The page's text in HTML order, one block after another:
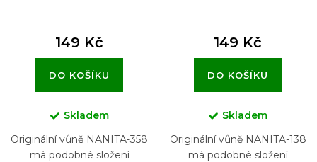
149 Kč
DO KOŠÍKU
Skladem
Originální vůně NANITA-358
má podobné složení
149 Kč
DO KOŠÍKU
Skladem
Originální vůně NANITA-138
má podobné složení